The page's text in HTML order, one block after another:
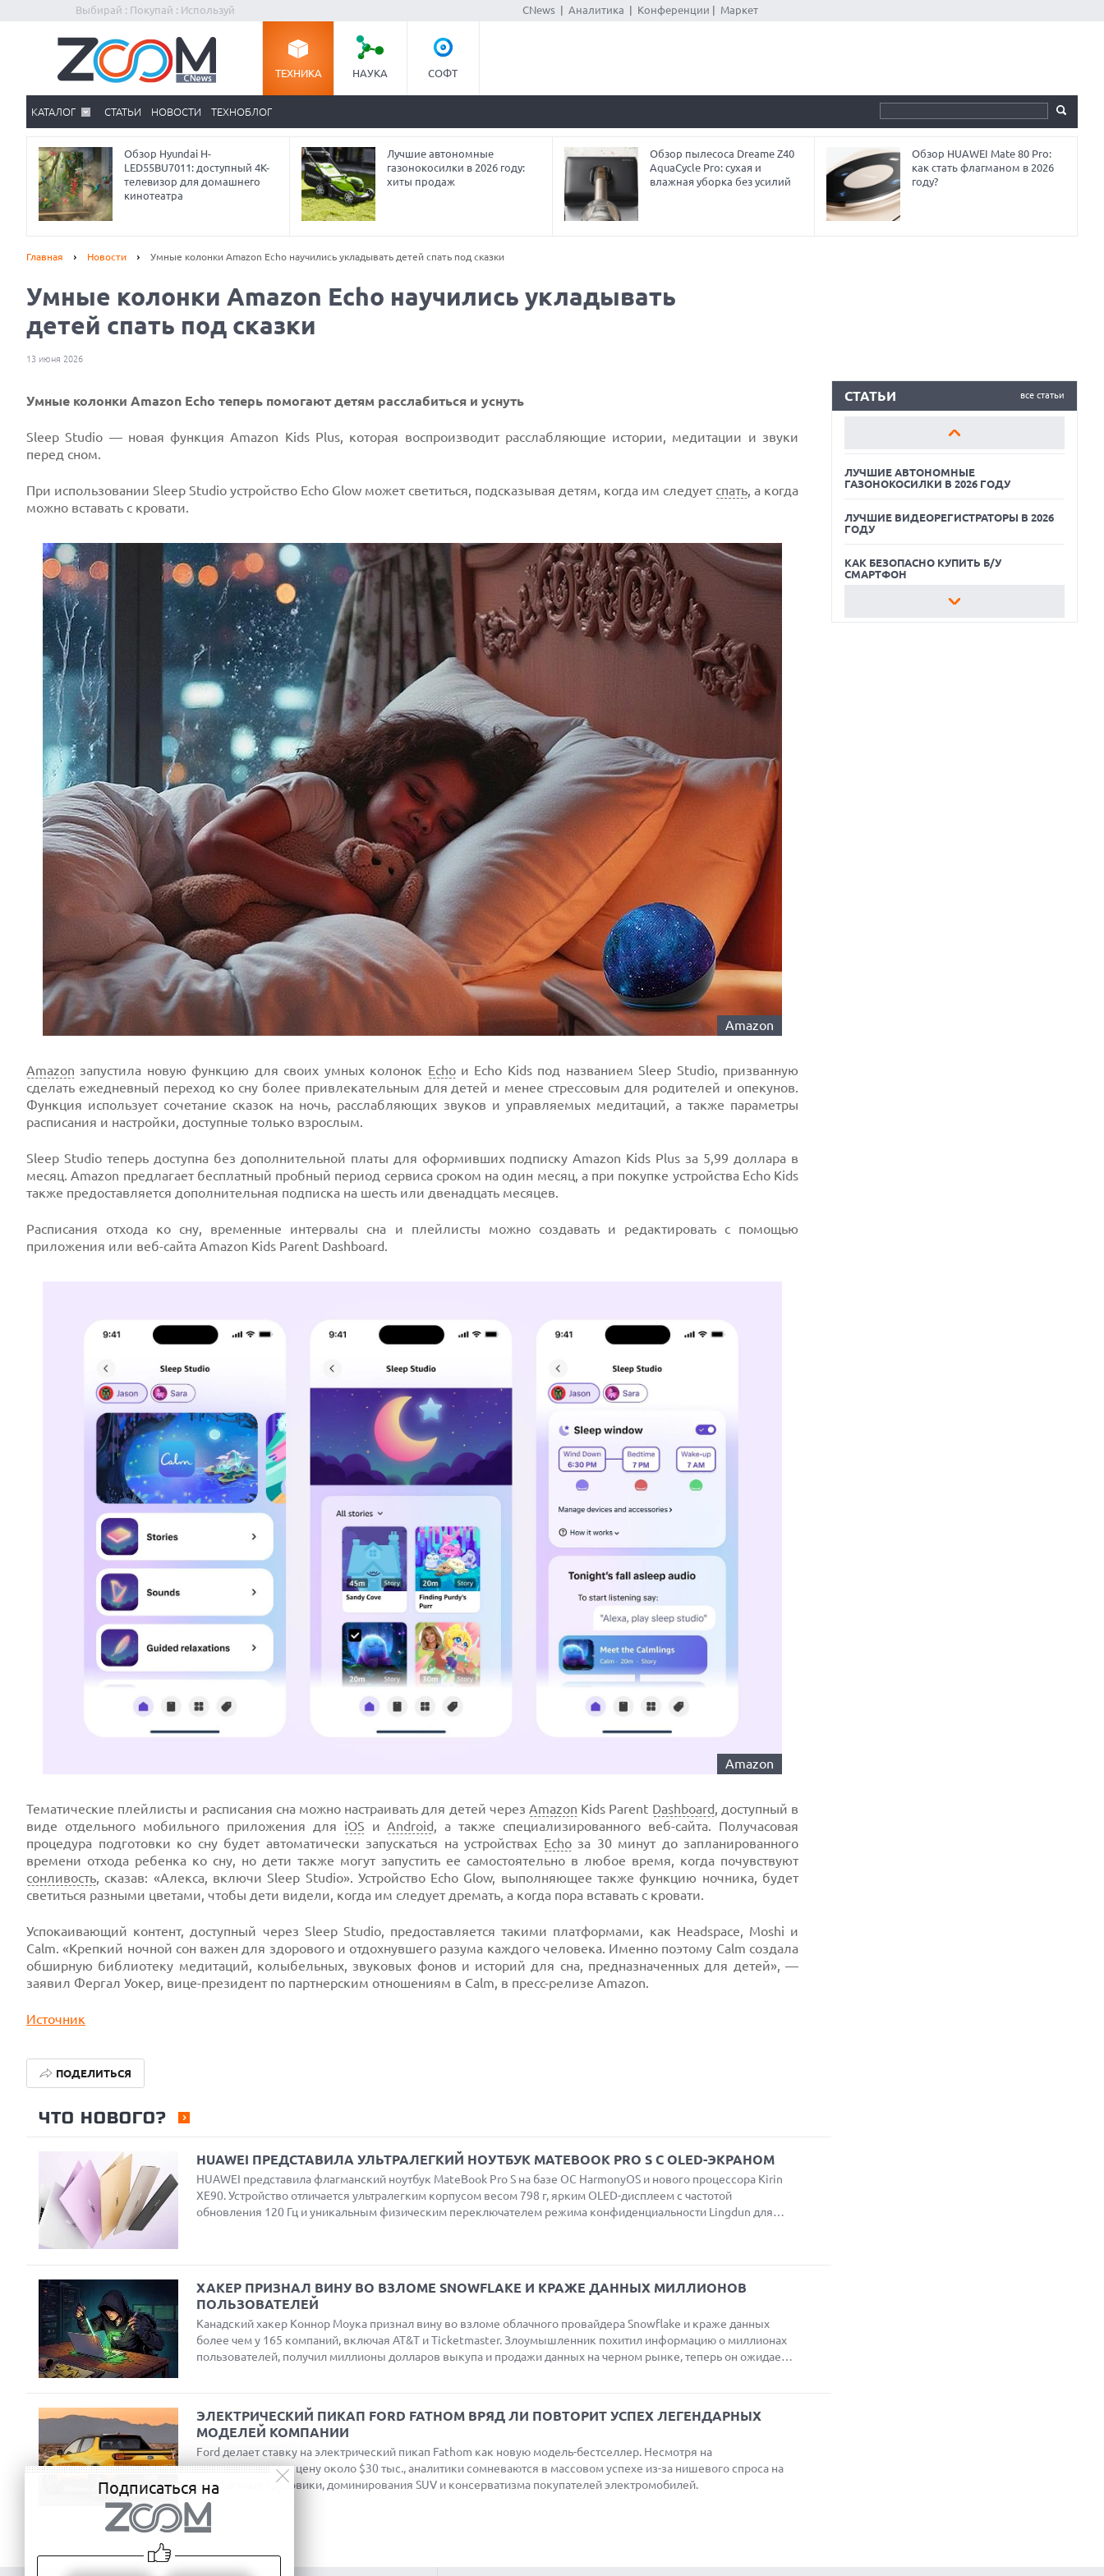
Выбирай : Покупай : Используй CNews| Аналитика Конференции Маркет
ТЕХНИКА НАУКА СОФТ
КАТАЛОГ СТАТЬИ НОВОСТИ ТЕХНОБЛОГ
Обзор Hyundai H-
LED55BU7011: доступный 4K-
телевизор для домашнего
кинотеатра
Лучшие автономные
газонокосилки в 2026 году:
хиты продаж
Обзор пылесоса Dreame Z40
AquaCycle Pro: сухая и
влажная уборка без усилий
Обзор HUAWEI Mate 80 Pro:
как стать флагманом в 2026
году?
Главная Новости Умные колонки Amazon Echo научились укладывать детей спать под сказки
Умные колонки Amazon Echo научились укладывать
детей спать под сказки
13 июня 2026
Умные колонки Amazon Echo теперь помогают детям расслабиться и уснуть
Sleep Studio — новая функция Amazon Kids Plus, которая воспроизводит расслабляющие истории, медитации и звуки
перед сном.
При использовании Sleep Studio устройство Echo Glow может светиться, подсказывая детям, когда им следует спать, а когда
можно вставать с кровати.
Amazon
Amazon запустила новую функцию для своих умных колонок Echoи Echo Kids под названием Sleep Studio, призванную
сделать ежедневный переход ко сну более привлекательным для детей и менее стрессовым для родителей и опекунов.
Функция использует сочетание сказок на ночь, расслабляющих звуков и управляемых медитаций, а также параметры
расписания и настройки, доступные только взрослым.
Sleep Studio теперь доступна без дополнительной платы для оформивших подписку Amazon Kids Plus за 5,99 доллара в
месяц. Amazon предлагает бесплатный пробный период сервиса сроком на один месяц, а при покупке устройства Echo Kids
также предоставляется дополнительная подписка на шесть или двенадцать месяцев.
Расписания отхода ко сну, временные интервалы сна и плейлисты можно создавать и редактировать с помощью
приложения или веб-сайта Amazon Kids Parent Dashboard.
Amazon
Тематические плейлисты и расписания сна можно настраивать для детей через Amazon Kids Parent Dashboard, доступный в
виде отдельного мобильного приложения для iOS иAndroid, а также специализированного веб-сайта. Получасовая
процедура подготовки ко сну будет автоматически запускаться на устройствах Echoза 30 минут до запланированного
времени отхода ребенка ко сну, но дети также могут запустить ее самостоятельно в любое время, когда почувствуют
сонливость, сказав: «Алекса, включи Sleep Studio». Устройство Echo Glow, выполняющее также функцию ночника, будет
светиться разными цветами, чтобы дети видели, когда им следует дремать, а когда пора вставать с кровати.
Успокаивающий контент, доступный через Sleep Studio, предоставляется такими платформами, как Headspace, Moshi и
Calm. «Крепкий ночной сон важен для здорового и отдохнувшего разума каждого человека. Именно поэтому Calm создала
обширную библиотеку медитаций, колыбельных, звуковых фонов и историй для сна, предназначенных для детей», —
заявил Фергал Уокер, вице-президент по партнерским отношениям в Calm, в пресс-релизе Amazon.
Источник
ПОДЕЛИТЬСЯ
ЧТО НОВОГО?
HUAWEI ПРЕДСТАВИЛА УЛЬТРАЛЕГКИЙ НОУТБУК MATEBOOK PRO S С OLED-ЭКРАНОМ
HUAWEI представила флагманский ноутбук MateBook Pro S на базе ОС HarmonyOS и нового процессора Kirin
XE90. Устройство отличается ультралегким корпусом весом 798 г, ярким OLED-дисплеем с частотой
обновления 120 Гц и уникальным физическим переключателем режима конфиденциальности Lingdun для
ХАКЕР ПРИЗНАЛ ВИНУ ВО ВЗЛОМЕ SNOWFLAKE И КРАЖЕ ДАННЫХ МИЛЛИОНОВ
ПОЛЬЗОВАТЕЛЕЙ
Канадский хакер Коннор Моука признал вину во взломе облачного провайдера Snowflake и краже данных
более чем у 165 компаний, включая AT&T и Ticketmaster. Злоумышленник похитил информацию о миллионах
пользователей, получил миллионы долларов выкупа и продажи данных на черном рынке, теперь он ожидает
ЭЛЕКТРИЧЕСКИЙ ПИКАП FORD FATHOM ВРЯД ЛИ ПОВТОРИТ УСПЕХ ЛЕГЕНДАРНЫХ
МОДЕЛЕЙ КОМПАНИИ
Ford делает ставку на электрический пикап Fathom как новую модель-бестселлер. Несмотря на
привлекательную цену около $30 тыс., аналитики сомневаются в массовом успехе из-за нишевого спроса на
компактные грузовики, доминирования SUV и консерватизма покупателей электромобилей.
все статьи
СТАТЬИ
ЛУЧШИЕ ВИДЕОРЕГИСТРАТОРЫ В 2026
ГОДУ
КАК БЕЗОПАСНО КУПИТЬ Б/У
ЛУЧШИЕ АВТОНОМНЫЕ
ГАЗОНОКОСИЛКИ В 2026 ГОДУ
ЛУЧШИЕ ВИДЕОРЕГИСТРАТОРЫ В 2026
ГОДУ
КАК БЕЗОПАСНО КУПИТЬ Б/У
СМАРТФОН
ЛУЧШИЕ АВТОНОМНЫЕ
Next
Подписаться на